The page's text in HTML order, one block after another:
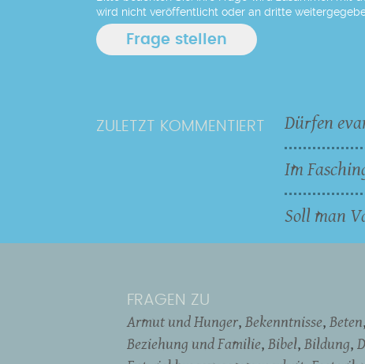
wird nicht veröffentlicht oder an dritte
ZULETZT KOMMENTIERT
Dürfen
Im
Soll man
FRAGEN ZU
Armut und Hunger Bekenntnisse Beten
Beziehung und Familie Bibel Bildung